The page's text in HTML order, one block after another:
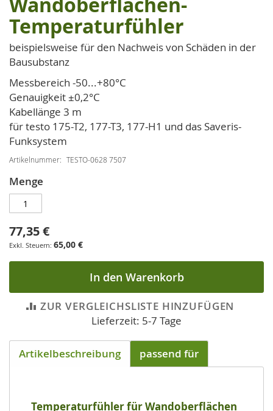
der
Bildgalerie
springen
Temperaturfühler
beispielsweise für den Nachweis von Schäden in der
Bausubstanz
Messbereich -50...+80°C
Genauigkeit ±0,2°C
Kabellänge 3 m
für testo 175-T2, 177-T3, 177-H1 und das Saveris-
Funksystem
Artikelnummer TESTO-0628 7507
Menge
77,35 €
65,00 €
In den Warenkorb
ZUR VERGLEICHSLISTE HINZUFÜGEN
Lieferzeit: 5-7 Tage
Artikelbeschreibung passend für
Temperaturfühler für Wandoberflächen